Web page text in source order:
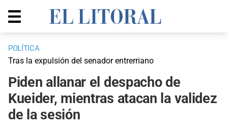
POLÍTICA
Tras la expulsión del senador entrerriano
Piden allanar el despacho de
Kueider, mientras atacan la validez
de la sesión